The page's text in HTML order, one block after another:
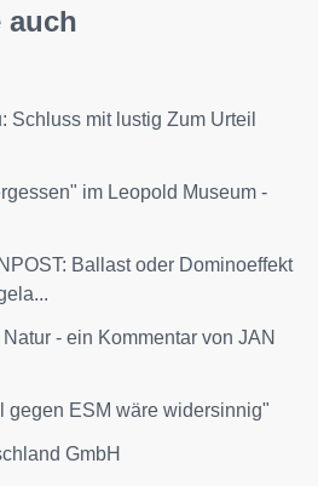
auch
Schluss mit lustig Zum Urteil
im Leopold Museum -
Ballast oder Dominoeffekt
- ein Kommentar von JAN
gegen ESM wäre widersinnig"
GmbH